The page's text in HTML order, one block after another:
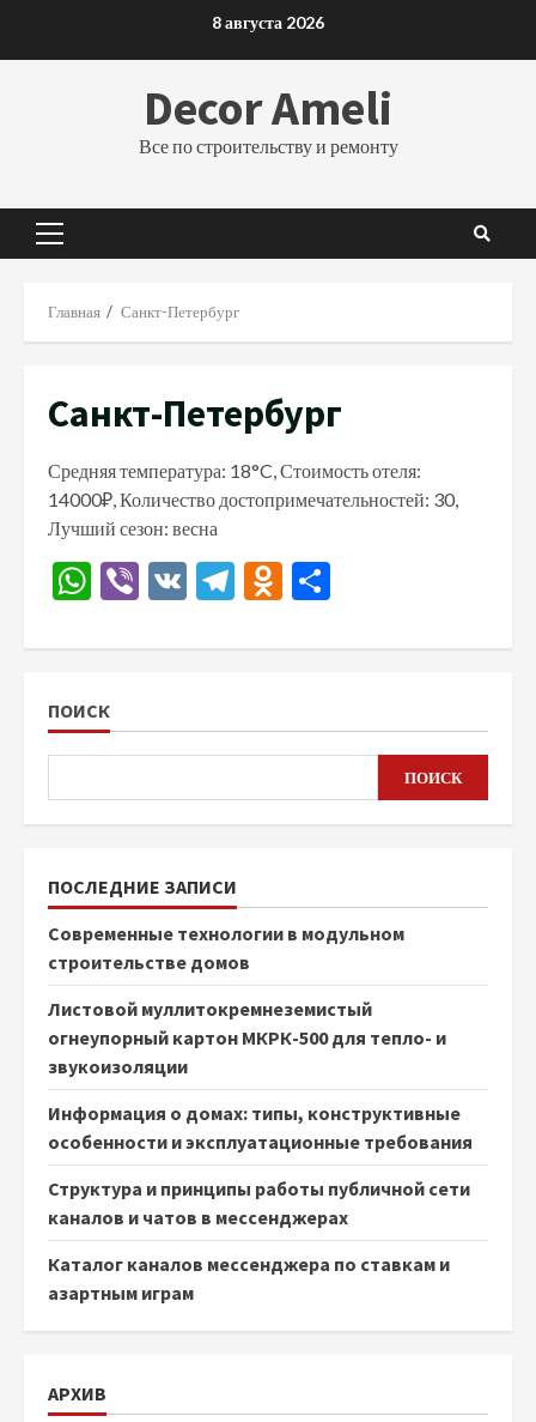
8 августа 2026
Decor Ameli
Все по строительству и ремонту
Основное
Главная Санкт-Петербург
Санкт-Петербург
Средняя температура: 18°C, Стоимость отеля:
14000₽, Количество достопримечательностей: 30,
Лучший сезон: весна
WhatsApp
Viber
VK Telegram
Odnoklassniki
ПОИСК
ПОИСК
ПОСЛЕДНИЕ ЗАПИСИ
Современные технологии в модульном
строительстве домов
Листовой муллитокремнеземистый
огнеупорный картон МКРК-500 для тепло- и
звукоизоляции
Информация о домах: типы, конструктивные
особенности и эксплуатационные требования
Структура и принципы работы публичной сети
каналов и чатов в мессенджерах
Каталог каналов мессенджера по ставкам и
азартным играм
АРХИВ